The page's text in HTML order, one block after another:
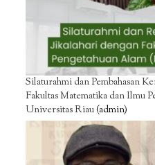
Silaturahmi dan Pembahasan
Fakultas Matematika dan Ilmu
Universitas Riau(admin)